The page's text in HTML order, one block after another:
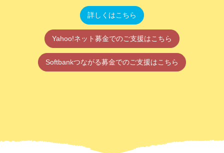
詳しくはこちら
Yahoo!ネット募金でのご支援はこちら
Softbankつながる募金でのご支援はこちら